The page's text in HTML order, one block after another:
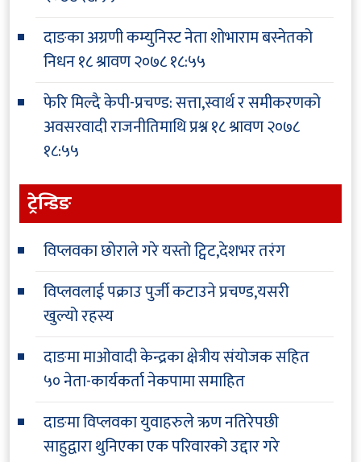
दाङका अग्रणी कम्युनिस्ट नेता शोभाराम बस्नेतको
निधन१८ श्रावण २०७८ १८:५५
फेरि मिल्दै केपी-प्रचण्ड: सत्ता,स्वार्थ र समीकरणको
अवसरवादी राजनीतिमाथि प्रश्न१८ श्रावण २०७८
१८:५५
ट्रेन्डिङ
विप्लवका छोराले गरे यस्तो ट्विट,देशभर तरंग
विप्लवलाई पक्राउ पुर्जी कटाउने प्रचण्ड,यसरी
खुल्यो रहस्य
दाङमा माओवादी केन्द्रका क्षेत्रीय संयोजक सहित
५० नेता-कार्यकर्ता नेकपामा समाहित
दाङमा विप्लवका युवाहरुले ऋण नतिरेपछी
साहुद्वारा थुनिएका एक परिवारको उद्दार गरे